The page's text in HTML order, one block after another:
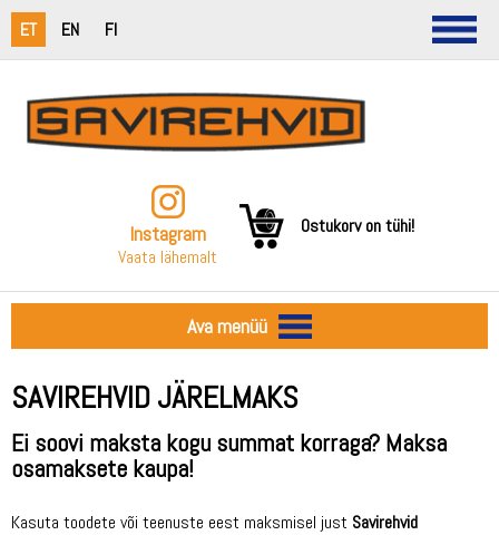
ET EN FI
Instagram
Vaata lähemalt
Ostukorv on tühi!
Ava menüü
SAVIREHVID JÄRELMAKS
Ei soovi maksta kogu summat korraga? Maksa
osamaksete kaupa!
Kasuta toodete või teenuste eest maksmisel just Savirehvid